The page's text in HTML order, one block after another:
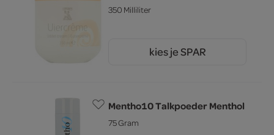
350 Milliliter
kies je SPAR
Mentho10 Talkpoeder Menthol
75 Gram